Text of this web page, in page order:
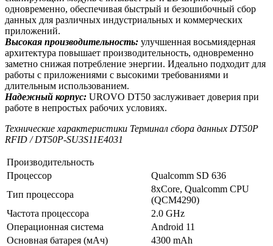
одновременно, обеспечивая быстрый и безошибочный сбор
данных для различных индустриальных и коммерческих
приложений.
Высокая производительность: улучшенная восьмиядерная
архитектура повышает производительность, одновременно
заметно снижая потребление энергии. Идеально подходит для
работы с приложениями с высокими требованиями и
длительным использованием.
Надежный корпус: UROVO DT50 заслуживает доверия при
работе в непростых рабочих условиях.
Технические характеристики Терминал сбора данных DT50P
RFID / DT50P-SU3S11E4031
Производительность
Процессор
Qualcomm SD 636
Тип процессора
8xCore, Qualcomm CPU
(QCM4290)
Частота процессора
2.0 GHz
Операционная система
Android 11
Основная батарея (мАч)
4300 mAh